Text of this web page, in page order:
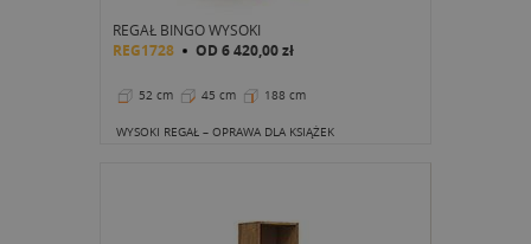
REGAŁ BINGO WYSOKI
REG1728 OD 6 420,00 zł
52 cm 45 cm 188 cm
WYSOKI REGAŁ – OPRAWA DLA KSIĄŻEK